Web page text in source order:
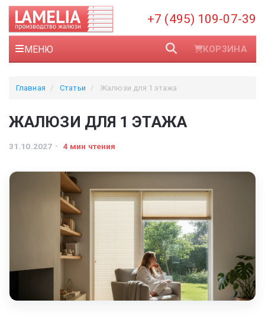
+7 (495) 109-07-39
МЕНЮ КОРЗИНА
Главная Статьи Жалюзи для 1 этажа
ЖАЛЮЗИ ДЛЯ 1 ЭТАЖА
31.10.2027 4 мин чтения